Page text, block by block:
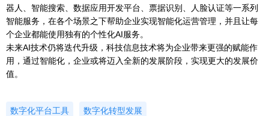
器人、智能搜索、数据应用开发平台、票据识别、人脸认证等一系列
智能服务，在各个场景之下帮助企业实现智能化运营管理，并且让每
个企业都能使用独有的个性化AI服务。
未来AI技术仍将迭代升级，科技信息技术将为企业带来更强的赋能作
用，通过智能化，企业或将迈入全新的发展阶段，实现更大的发展价
值。
数字化平台工具 数字化转型发展